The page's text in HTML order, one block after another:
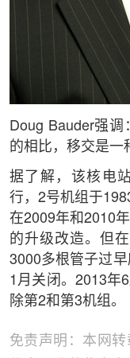
Doug Bauder强
的相比，移交是一
据了解，该核电
行，2号机组于
在2009年和2010
的升级改造。但
3000多根管子过
1月关闭。2013年
除第2和第3机组。
免责声明：本网